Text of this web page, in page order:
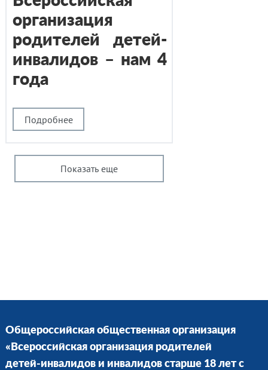
Подробнее
организация
родителей детей-
инвалидов – нам 4
года
Показать еще
Общероссийская общественная организация
«Всероссийская организация родителей
детей-инвалидов и инвалидов старше 18 лет с